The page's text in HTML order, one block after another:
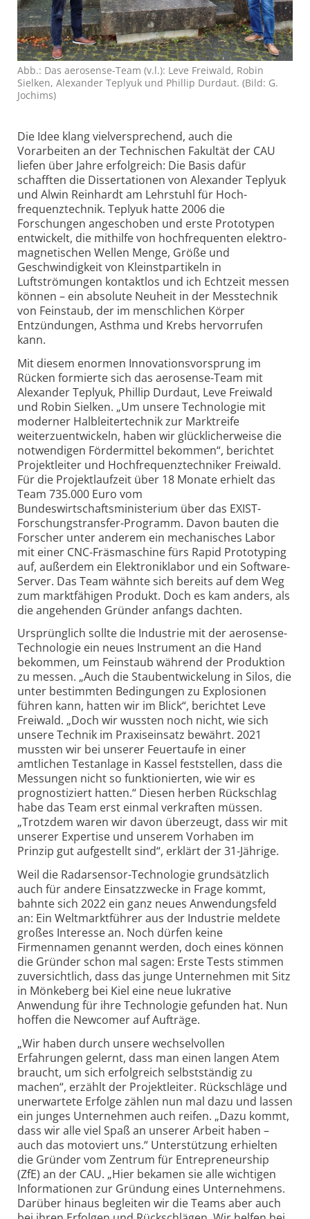
Abb.: Das aerosense-Team (v.l.): Leve Freiwald, Robin
Sielken, Alexander Teplyuk und Phillip Durdaut. (Bild: G.
Jochims)
Die Idee klang vielversprechend, auch die
Vorarbeiten an der Technischen Fakultät der CAU
liefen über Jahre erfolgreich: Die Basis dafür
schafften die Dissertationen von Alexander Teplyuk
und Alwin Reinhardt am Lehrstuhl für Hoch­
frequenz­technik. Teplyuk hatte 2006 die
Forschungen angeschoben und erste Prototypen
entwickelt, die mithilfe von hoch­frequenten elektro­
magnetischen Wellen Menge, Größe und
Geschwindigkeit von Kleinst­partikeln in
Luftströmungen kontaktlos und ich Echtzeit messen
können – ein absolute Neuheit in der Messtechnik
von Feinstaub, der im menschlichen Körper
Entzündungen, Asthma und Krebs hervorrufen
kann.
Mit diesem enormen Innovationsvorsprung im
Rücken formierte sich das aerosense-Team mit
Alexander Teplyuk, Phillip Durdaut, Leve Freiwald
und Robin Sielken. „Um unsere Technologie mit
moderner Halbleitertechnik zur Marktreife
weiterzuentwickeln, haben wir glücklicherweise die
notwendigen Fördermittel bekommen“, berichtet
Projektleiter und Hoch­frequenz­techniker Freiwald.
Für die Projektlaufzeit über 18 Monate erhielt das
Team 735.000 Euro vom
Bundeswirtschaftsministerium über das EXIST-
Forschungs­transfer-Programm. Davon bauten die
Forscher unter anderem ein mechanisches Labor
mit einer CNC-Fräs­maschine fürs Rapid Prototyping
auf, außerdem ein Elektroniklabor und ein Software-
Server. Das Team wähnte sich bereits auf dem Weg
zum marktfähigen Produkt. Doch es kam anders, als
die angehenden Gründer anfangs dachten.
Ursprünglich sollte die Industrie mit der aerosense-
Technologie ein neues Instrument an die Hand
bekommen, um Feinstaub während der Produktion
zu messen. „Auch die Staub­entwickelung in Silos, die
unter bestimmten Bedingungen zu Explosionen
führen kann, hatten wir im Blick“, berichtet Leve
Freiwald. „Doch wir wussten noch nicht, wie sich
unsere Technik im Praxis­einsatz bewährt. 2021
mussten wir bei unserer Feuertaufe in einer
amtlichen Testanlage in Kassel feststellen, dass die
Messungen nicht so funktionierten, wie wir es
prognostiziert hatten.“ Diesen herben Rückschlag
habe das Team erst einmal verkraften müssen.
„Trotzdem waren wir davon überzeugt, dass wir mit
unserer Expertise und unserem Vorhaben im
Prinzip gut aufgestellt sind“, erklärt der 31-Jährige.
Weil die Radarsensor-Technologie grundsätzlich
auch für andere Einsatz­zwecke in Frage kommt,
bahnte sich 2022 ein ganz neues Anwendungs­feld
an: Ein Weltmarktführer aus der Industrie meldete
großes Interesse an. Noch dürfen keine
Firmennamen genannt werden, doch eines können
die Gründer schon mal sagen: Erste Tests stimmen
zuversichtlich, dass das junge Unternehmen mit Sitz
in Mönkeberg bei Kiel eine neue lukrative
Anwendung für ihre Technologie gefunden hat. Nun
hoffen die Newcomer auf Aufträge.
„Wir haben durch unsere wechselvollen
Erfahrungen gelernt, dass man einen langen Atem
braucht, um sich erfolgreich selbstständig zu
machen“, erzählt der Projektleiter. Rückschläge und
unerwartete Erfolge zählen nun mal dazu und lassen
ein junges Unternehmen auch reifen. „Dazu kommt,
dass wir alle viel Spaß an unserer Arbeit haben –
auch das motoviert uns.“ Unterstützung erhielten
die Gründer vom Zentrum für Entrepreneurship
(ZfE) an der CAU. „Hier bekamen sie alle wichtigen
Informationen zur Gründung eines Unternehmens.
Darüber hinaus begleiten wir die Teams aber auch